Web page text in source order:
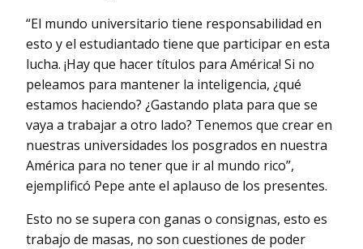
“El mundo universitario tiene responsabilidad en
esto y el estudiantado tiene que participar en esta
lucha. ¡Hay que hacer títulos para América! Si no
peleamos para mantener la inteligencia, ¿qué
estamos haciendo? ¿Gastando plata para que se
vaya a trabajar a otro lado? Tenemos que crear en
nuestras universidades los posgrados en nuestra
América para no tener que ir al mundo rico”,
ejemplificó Pepe ante el aplauso de los presentes.
Esto no se supera con ganas o consignas, esto es
trabajo de masas, no son cuestiones de poder